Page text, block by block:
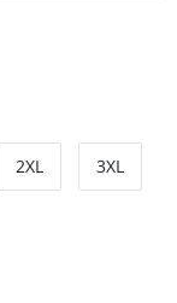
2XL 3XL